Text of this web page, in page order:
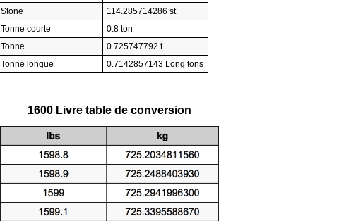
Stone
114.285714286 st
Tonne courte
0.8 ton
Tonne
0.725747792 t
Tonne longue
0.7142857143 Long tons
1600 Livre table de conversion